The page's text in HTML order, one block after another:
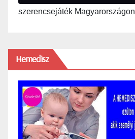
szerencsejáték Magyarországon
Hemedisz